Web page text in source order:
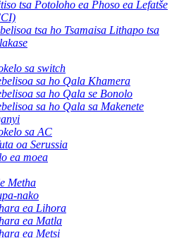
tsa Potoloho ea Phoso ea Lefatše
tsa ho Tsamaisa Lithapo tsa
sa switch
sa ho Qala Khamera
sa ho Qala se Bonolo
sa ho Qala sa Makenete
sa AC
oa Serussia
ea moea
Metha
nako
ea Lihora
ea Matla
ea Metsi